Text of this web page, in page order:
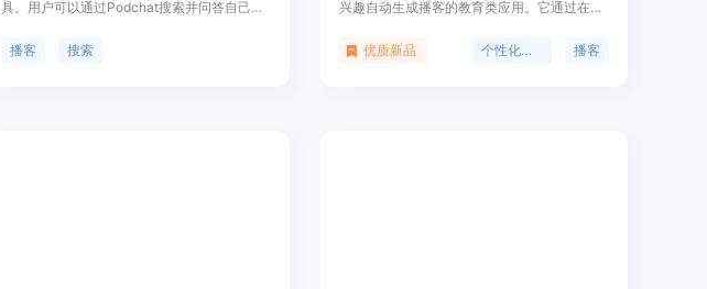
具。用户可以通过Podchat搜索并问答自己喜
还可以订阅Podchat，及时收到最新的播客摘
播客 搜索
兴趣自动生成播客的教育类应用。它通过在线
收听的播客节目。该产品的主要优点在于能够
优质新品 个性化学习 播客